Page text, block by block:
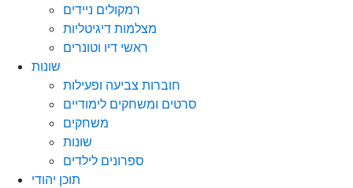
רמקולים ניידים
מצלמות דיגיטליות
ראשי דיו וטונרים
שונות
חוברות צביעה ופעילות
סרטים ומשחקים לימודיים
משחקים
שונות
ספרונים לילדים
תוכן יהודי